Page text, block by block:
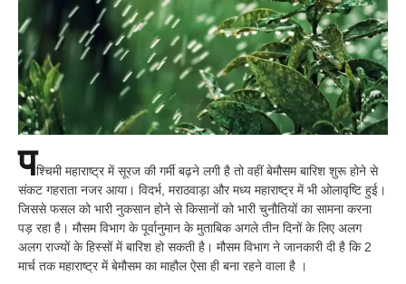
पश्चिमी महाराष्ट्र में सूरज की गर्मी बढ़ने लगी है तो वहीं बेमौसम बारिश शुरू होने से
संकट गहराता नजर आया। विदर्भ, मराठवाड़ा और मध्य महाराष्ट्र में भी ओलावृष्टि हुई।
जिससे फसल को भारी नुकसान होने से किसानों को भारी चुनौतियों का सामना करना
पड़ रहा है। मौसम विभाग के पूर्वानुमान के मुताबिक अगले तीन दिनों के लिए अलग
अलग राज्यों के हिस्सों में बारिश हो सकती है। मौसम विभाग ने जानकारी दी है कि 2
मार्च तक महाराष्ट्र में बेमौसम का माहौल ऐसा ही बना रहने वाला है ।